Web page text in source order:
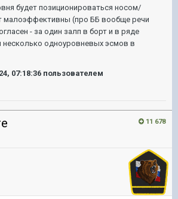
будет позиционироваться носом/
малоэффективны (про ББ вообще речи
- за один залп в борт и в ряде
несколько одноуровневых эсмов в
07:18:36 пользователем
11 678